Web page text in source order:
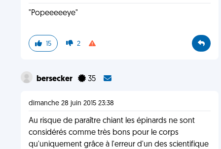
"Popeeeeeye"
15 2
bersecker 35
dimanche 28 juin 2015 23:38
Au risque de paraître chiant les épinards ne sont
considérés comme très bons pour le corps
qu'uniquement grâce à l'erreur d'un des scientifique